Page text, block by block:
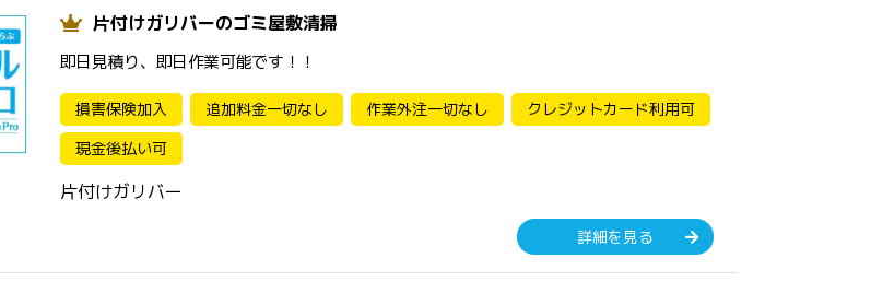
片付けガリバーのゴミ屋敷清掃
即日見積り、即日作業可能です！！
損害保険加入 追加料金一切なし 作業外注一切なし
クレジットカード利用可
現金後払い可
片付けガリバー
詳細を見る